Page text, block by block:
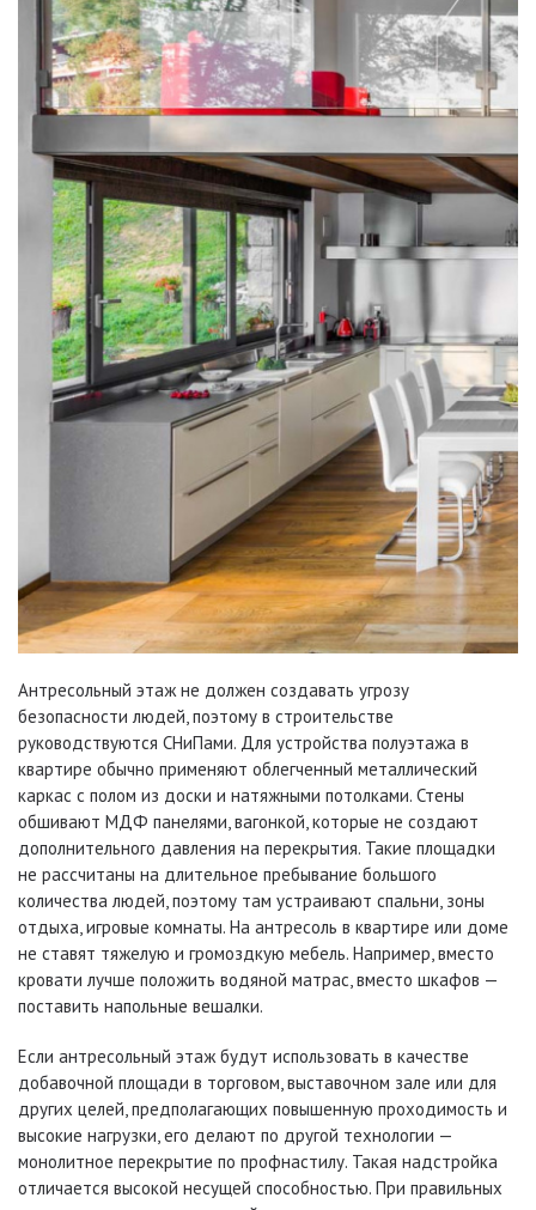
Антресольный этаж не должен создавать угрозу
безопасности людей, поэтому в строительстве
руководствуются СНиПами. Для устройства полуэтажа в
квартире обычно применяют облегченный металлический
каркас с полом из доски и натяжными потолками. Стены
обшивают МДФ панелями, вагонкой, которые не создают
дополнительного давления на перекрытия. Такие площадки
не рассчитаны на длительное пребывание большого
количества людей, поэтому там устраивают спальни, зоны
отдыха, игровые комнаты. На антресоль в квартире или доме
не ставят тяжелую и громоздкую мебель. Например, вместо
кровати лучше положить водяной матрас, вместо шкафов —
поставить напольные вешалки.
Если антресольный этаж будут использовать в качестве
добавочной площади в торговом, выставочном зале или для
других целей, предполагающих повышенную проходимость и
высокие нагрузки, его делают по другой технологии —
монолитное перекрытие по профнастилу. Такая надстройка
отличается высокой несущей способностью. При правильных